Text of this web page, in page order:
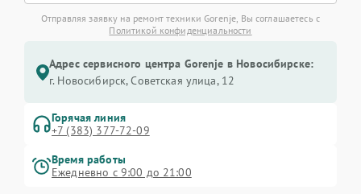
Отправляя заявку на ремонт техники Gorenje, Вы соглашаетесь с
Политикой конфиденциальности
Адрес сервисного центра Gorenje в Новосибирске:
г. Новосибирск, Советская улица, 12
Горячая линия
+7 (383) 377-72-09
Время работы
Ежедневно с 9:00 до 21:00